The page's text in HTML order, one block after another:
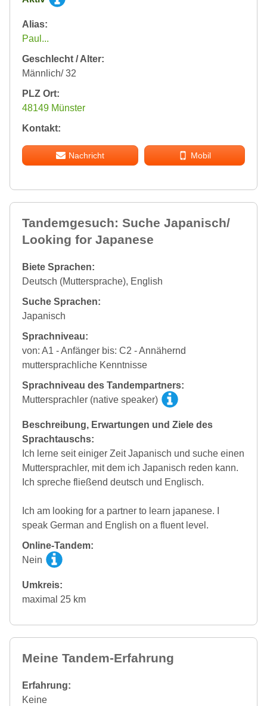
Alias:
Paul...
Geschlecht / Alter:
Männlich/ 32
PLZ Ort:
48149 Münster
Kontakt:
Nachricht Mobil
Tandemgesuch: Suche Japanisch/
Looking for Japanese
Biete Sprachen:
Deutsch (Muttersprache), English
Suche Sprachen:
Japanisch
Sprachniveau:
von: A1 - Anfänger bis: C2 - Annähernd
muttersprachliche Kenntnisse
Sprachniveau des Tandempartners:
Muttersprachler (native speaker)
Beschreibung, Erwartungen und Ziele des
Sprachtauschs:
Ich lerne seit einiger Zeit Japanisch und suche einen
Muttersprachler, mit dem ich Japanisch reden kann.
Ich spreche fließend deutsch und Englisch.
Ich am looking for a partner to learn japanese. I
speak German and English on a fluent level.
Online-Tandem:
Nein
Umkreis:
maximal 25 km
Meine Tandem-Erfahrung
Erfahrung:
Keine